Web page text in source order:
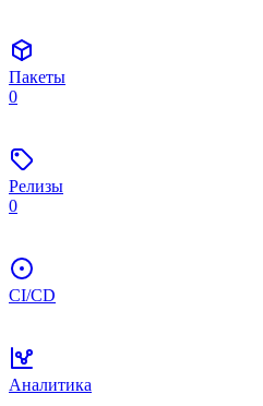
Пакеты
0
Релизы
0
CI/CD
Аналитика